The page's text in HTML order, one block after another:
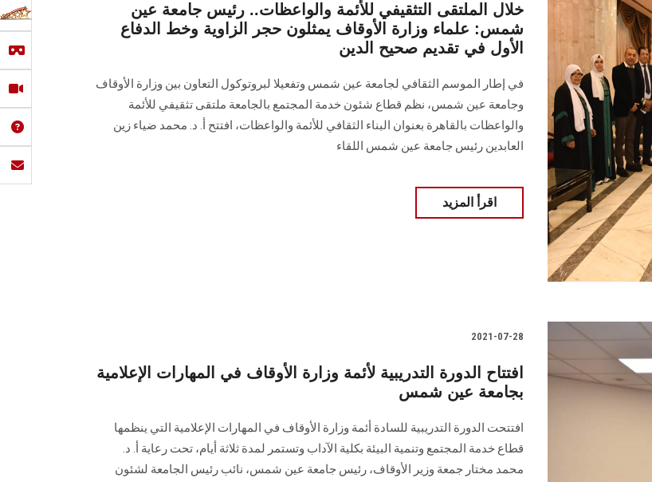
خلال الملتقى التثقيفي للأئمة والواعظات.. رئيس جامعة عين
شمس: علماء وزارة الأوقاف يمثلون حجر الزاوية وخط الدفاع
الأول في تقديم صحيح الدين
في إطار الموسم الثقافي لجامعة عين شمس وتفعيلا لبروتوكول التعاون بين وزارة الأوقاف
وجامعة عين شمس، نظم قطاع شئون خدمة المجتمع بالجامعة ملتقى تثقيفي للأئمة
والواعظات بالقاهرة بعنوان البناء الثقافي للأئمة والواعظات، افتتح أ. د. محمد ضياء زين
العابدين رئيس جامعة عين شمس اللقاء
اقرأ المزيد
2021-07-28
افتتاح الدورة التدريبية لأئمة وزارة الأوقاف في المهارات الإعلامية
بجامعة عين شمس
افتتحت الدورة التدريبية للسادة أئمة وزارة الأوقاف في المهارات الإعلامية التي ينظمها
قطاع خدمة المجتمع وتنمية البيئة بكلية الآداب وتستمر لمدة ثلاثة أيام، تحت رعاية أ. د.
محمد مختار جمعة وزير الأوقاف، رئيس جامعة عين شمس، نائب رئيس الجامعة لشئون